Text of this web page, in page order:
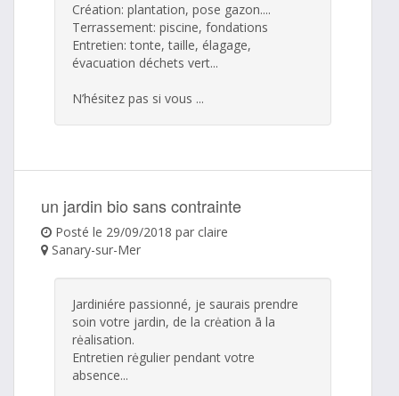
Création: plantation, pose gazon....
Terrassement: piscine, fondations
Entretien: tonte, taille, élagage,
évacuation déchets vert...
N’hésitez pas si vous ...
un jardin bio sans contrainte
Posté le 29/09/2018 par claire
Sanary-sur-Mer
Jardiniére passionné, je saurais prendre
soin votre jardin, de la crėation ā la
rėalisation.
Entretien rėgulier pendant votre
absence...